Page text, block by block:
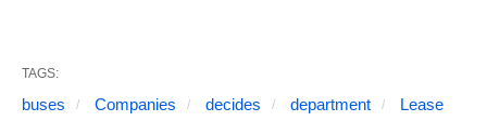
TAGS:
buses Companies decides department
Lease